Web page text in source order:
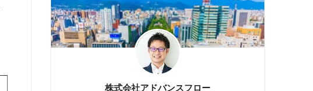
株式会社アドバンスフロー